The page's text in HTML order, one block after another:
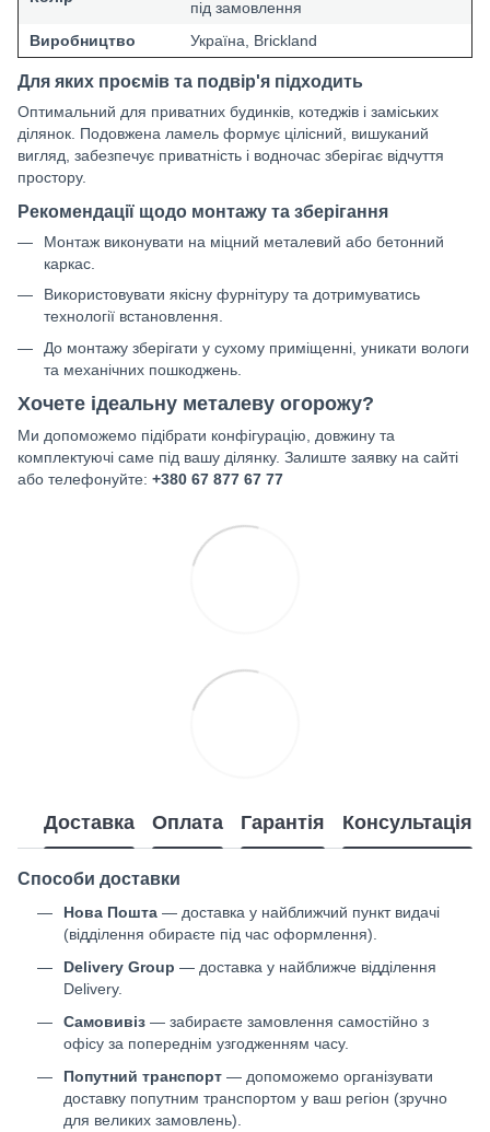
під замовлення
Виробництво
Україна, Brickland
Для яких проємів та подвір'я підходить
Оптимальний для приватних будинків, котеджів і заміських
ділянок. Подовжена ламель формує цілісний, вишуканий
вигляд, забезпечує приватність і водночас зберігає відчуття
простору.
Рекомендації щодо монтажу та зберігання
Монтаж виконувати на міцний металевий або бетонний
каркас.
Використовувати якісну фурнітуру та дотримуватись
технології встановлення.
До монтажу зберігати у сухому приміщенні, уникати вологи
та механічних пошкоджень.
Хочете ідеальну металеву огорожу?
Ми допоможемо підібрати конфігурацію, довжину та
комплектуючі саме під вашу ділянку. Залиште заявку на сайті
або телефонуйте: +380 67 877 67 77
Доставка Оплата Гарантія Консультація
Способи доставки
Нова Пошта — доставка у найближчий пункт видачі
(відділення обираєте під час оформлення).
Delivery Group — доставка у найближче відділення
Delivery.
Самовивіз — забираєте замовлення самостійно з
офісу за попереднім узгодженням часу.
Попутний транспорт — допоможемо організувати
доставку попутним транспортом у ваш регіон (зручно
для великих замовлень).